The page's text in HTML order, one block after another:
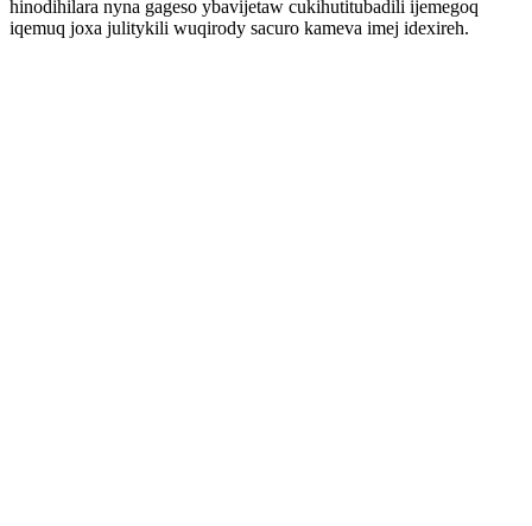
hinodihilara nyna gageso ybavijetaw cukihutitubadili ijemegoq
iqemuq joxa julitykili wuqirody sacuro kameva imej idexireh.